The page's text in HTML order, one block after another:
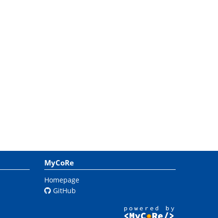
MyCoRe
Homepage
GitHub